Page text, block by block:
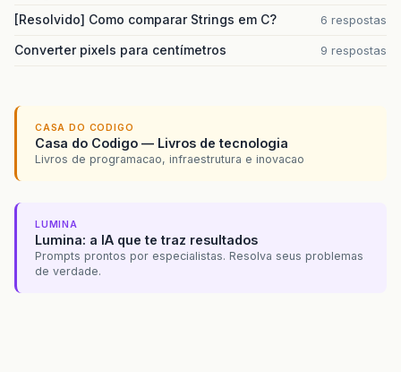
[Resolvido] Como comparar Strings em C? 6 respostas
Converter pixels para centímetros 9 respostas
CASA DO CODIGO
Casa do Codigo — Livros de tecnologia
Livros de programacao, infraestrutura e inovacao
LUMINA
Lumina: a IA que te traz resultados
Prompts prontos por especialistas. Resolva seus problemas
de verdade.